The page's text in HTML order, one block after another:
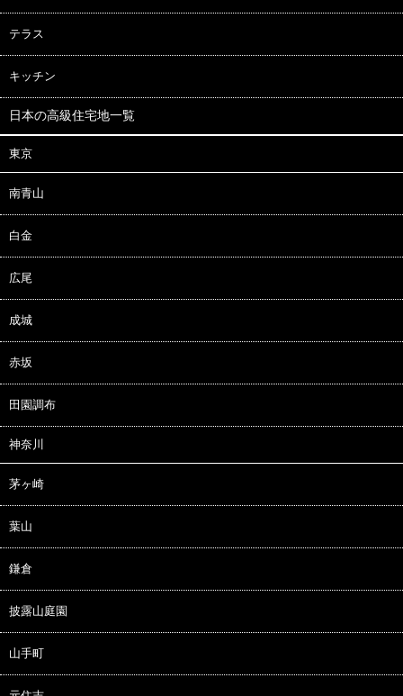
テラス
キッチン
日本の高級住宅地一覧
東京
南青山
白金
広尾
成城
赤坂
田園調布
神奈川
茅ヶ崎
葉山
鎌倉
披露山庭園
山手町